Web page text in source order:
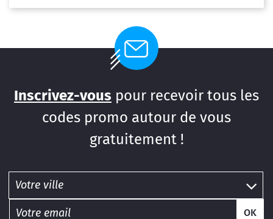
Inscrivez-vous pour recevoir tous les
codes promo autour de vous
gratuitement !
OK